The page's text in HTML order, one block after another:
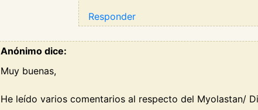
Responder
Anónimo dice:
Muy buenas,
He leído varios comentarios al respecto del Myolastan/